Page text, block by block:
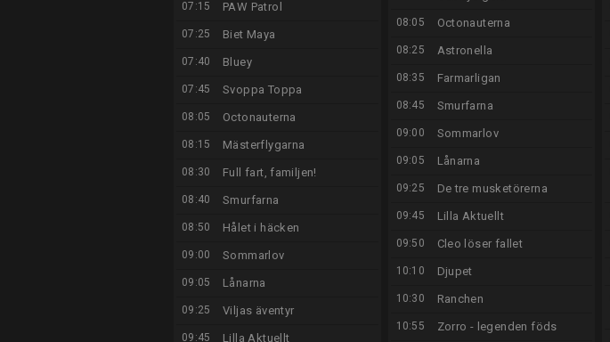
07:15 PAW Patrol
07:25 Biet Maya
07:40 Bluey
07:45 Svoppa Toppa
08:05 Octonauterna
08:15 Mästerflygarna
08:30 Full fart, familjen!
08:40 Smurfarna
08:50 Hålet i häcken
09:00 Sommarlov
09:05 Lånarna
09:25 Viljas äventyr
09:45 Lilla Aktuellt
08:05 Octonauterna
08:25 Astronella
08:35 Farmarligan
08:45 Smurfarna
09:00 Sommarlov
09:05 Lånarna
09:25 De tre musketörerna
09:45 Lilla Aktuellt
09:50 Cleo löser fallet
10:10 Djupet
10:30 Ranchen
10:55 Zorro - legenden föds